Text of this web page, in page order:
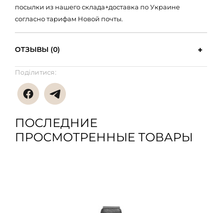
посылки из нашего склада+доставка по Украине
согласно тарифам Новой почты.
ОТЗЫВЫ (0)
Поділитися:
ПОСЛЕДНИЕ
ПРОСМОТРЕННЫЕ ТОВАРЫ